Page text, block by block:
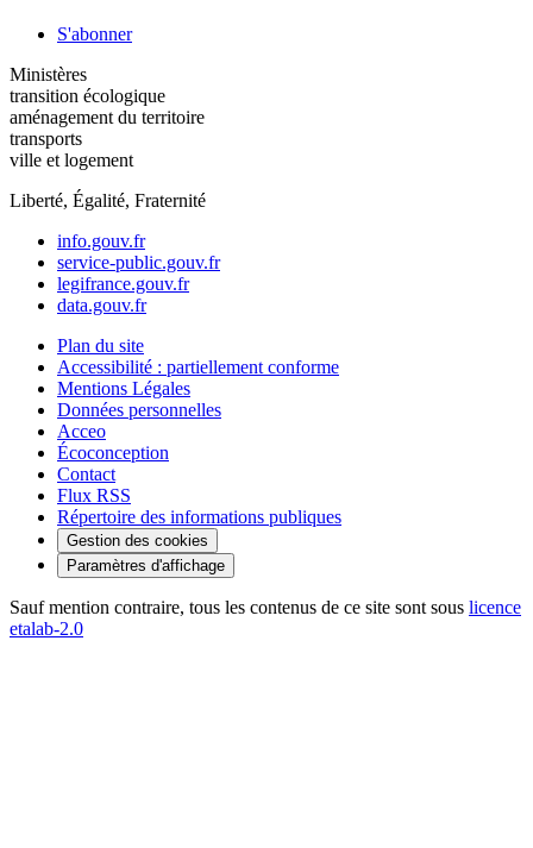
S'abonner
Ministères
transition écologique
aménagement du territoire
transports
ville et logement
Liberté, Égalité, Fraternité
info.gouv.fr
service-public.gouv.fr
legifrance.gouv.fr
data.gouv.fr
Plan du site
Accessibilité : partiellement conforme
Mentions Légales
Données personnelles
Acceo
Écoconception
Contact
Flux RSS
Répertoire des informations publiques
Gestion des cookies
Paramètres d'affichage
Sauf mention contraire, tous les contenus de ce site sont sous licence
etalab-2.0